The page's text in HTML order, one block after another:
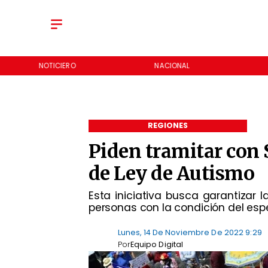
NOTICIERO NACIONAL
Piden tramitar con
de Ley de Autismo
Esta iniciativa busca garantizar
personas con la condición del
REGIONES
Lunes, 14 De Noviembre De 2022 9:29
Equipo Digital
Por